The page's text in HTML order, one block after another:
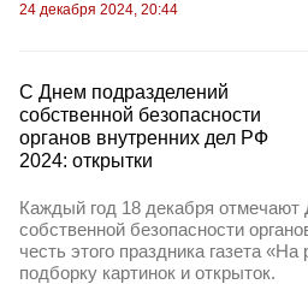
24 декабря 2024, 20:44
C Днем подразделений
собственной безопасности
органов внутренних дел РФ
2024: открытки
Каждый год 18 декабря отмечают
собственной безопасности
честь этого праздника газета
подборку картинок и открыток.